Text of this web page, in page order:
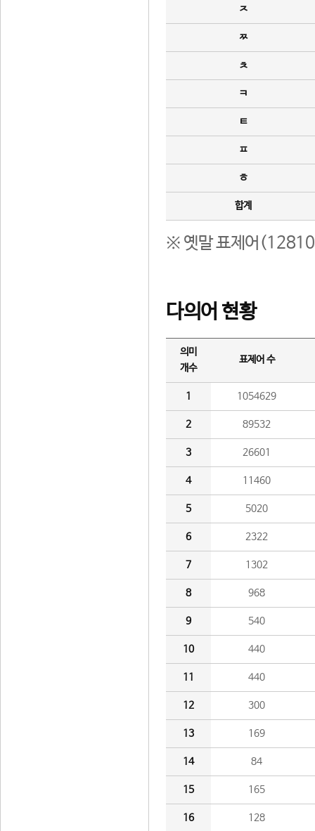
ㅈ
ㅉ
ㅊ
ㅋ
ㅌ
ㅍ
ㅎ
합계
※ 옛말 표제어(12810
다의어 현황
의미
개수
표제어 수
1 1054629
2 89532
3 26601
4 11460
5 5020
6 2322
7 1302
8 968
9 540
10 440
11 440
12 300
13 169
14 84
15 165
16 128